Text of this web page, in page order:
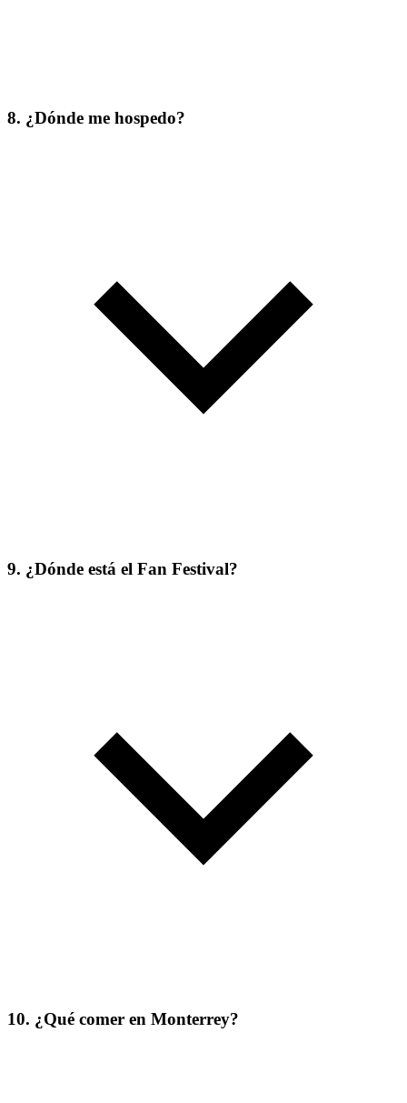
8. ¿Dónde me hospedo?
9. ¿Dónde está el Fan Festival?
10. ¿Qué comer en Monterrey?